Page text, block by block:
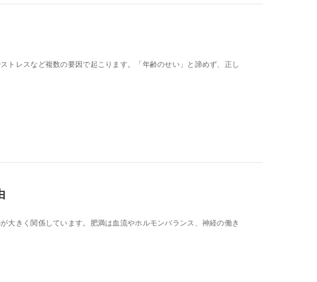
トレスなど複数の要因で起こります。「年齢のせい」と諦めず、正し
大きく関係しています。肥満は血流やホルモンバランス、神経の働き